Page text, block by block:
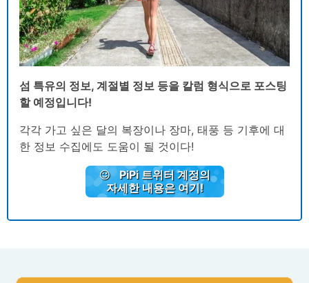
섬 특유의 정보, 계절별 정보 등을 칼럼 형식으로 포스팅
할 예정입니다!
각각 가고 싶은 달의 복장이나 장마, 태풍 등 기후에 대
한 정보 수집에도 도움이 될 것이다!
PiPi 트위터 계정의
자세한 내용은 여기!